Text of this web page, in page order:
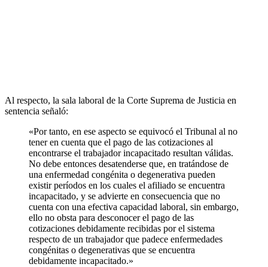
Al respecto, la sala laboral de la Corte Suprema de Justicia en
sentencia señaló:
«Por tanto, en ese aspecto se equivocó el Tribunal al no
tener en cuenta que el pago de las cotizaciones al
encontrarse el trabajador incapacitado resultan válidas.
No debe entonces desatenderse que, en tratándose de
una enfermedad congénita o degenerativa pueden
existir períodos en los cuales el afiliado se encuentra
incapacitado, y se advierte en consecuencia que no
cuenta con una efectiva capacidad laboral, sin embargo,
ello no obsta para desconocer el pago de las
cotizaciones debidamente recibidas por el sistema
respecto de un trabajador que padece enfermedades
congénitas o degenerativas que se encuentra
debidamente incapacitado.»